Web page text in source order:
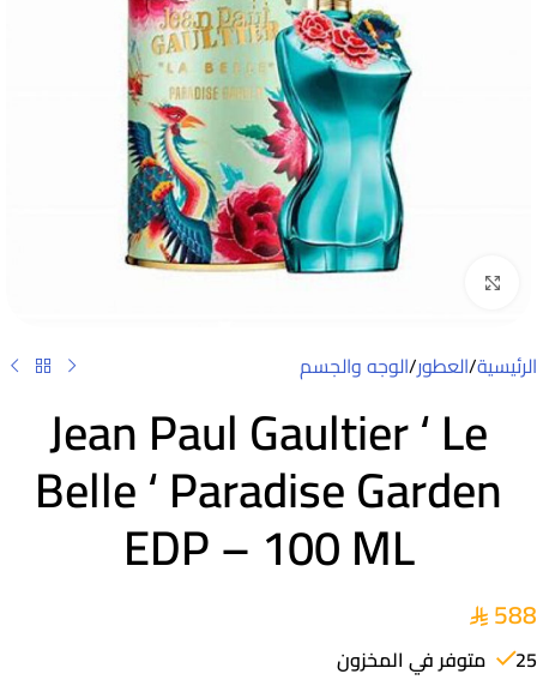
Click to enlarge
الرئيسية/العطور/الوجه والجسم
Jean Paul Gaultier ‘ Le
Belle ‘ Paradise Garden
EDP – 100 ML
588
25 متوفر في المخزون